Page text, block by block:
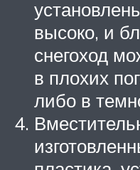
высоко, и
снегоход
в плохих
либо в